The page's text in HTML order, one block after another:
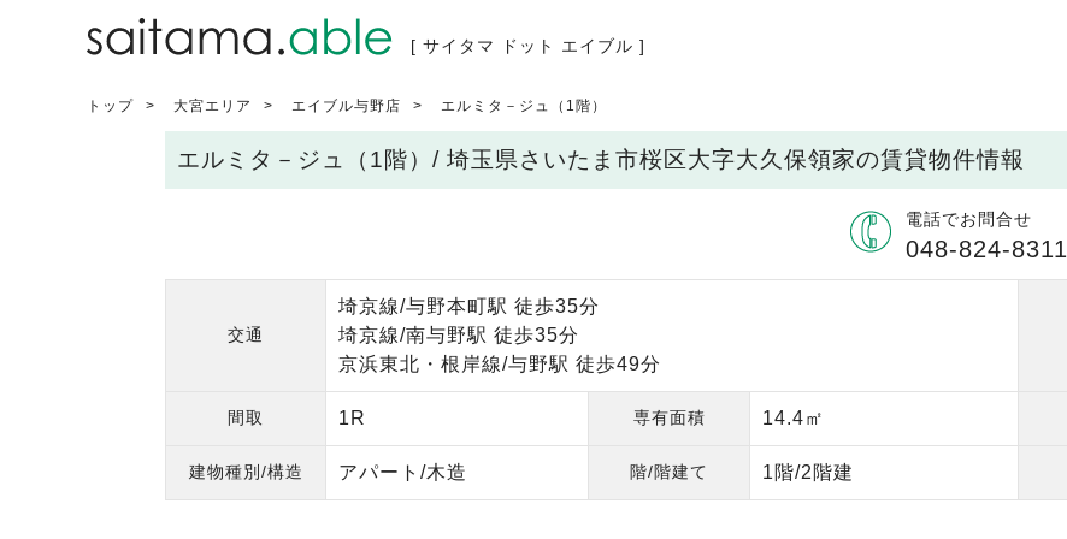
[ サイタマ ドット エイブル ]
トップ 大宮エリア エイブル与野店 エルミタ－ジュ（1階）
エルミタ－ジュ（1階）/ 埼玉県さいたま市桜区大字大久保領家の賃貸物件情報
電話でお問合せ
048-824-8311
交通
埼京線/与野本町駅 徒歩35分
埼京線/南与野駅 徒歩35分
京浜東北・根岸線/与野駅 徒歩49分
間取 1R 専有面積 14.4㎡
建物種別/構造 アパート/木造 階/階建て 1階/2階建